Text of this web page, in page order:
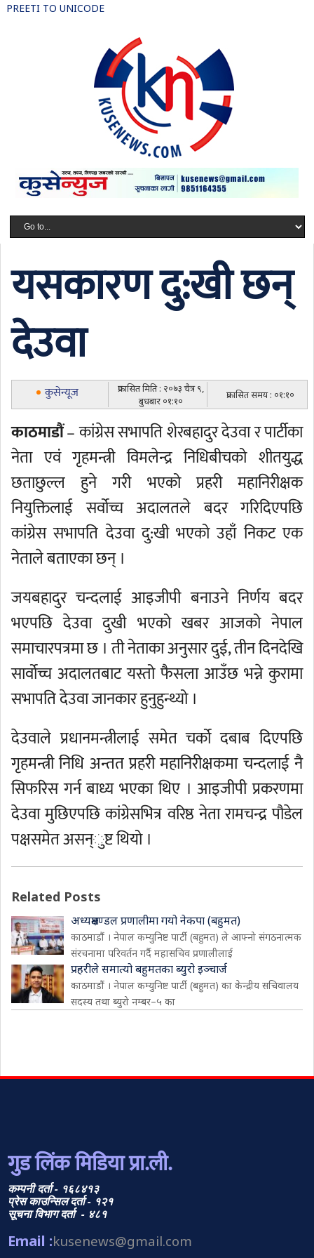
PREETI TO UNICODE
यसकारण दु:खी छन्
देउवा
कुसेन्यूज
प्रकासित मिति : २०७३ चैत्र ९,
बुधबार ०१:१०
प्रकासित समय : ०१:१०
काठमाडौं– कांग्रेस सभापति शेरबहादुर देउवा र पार्टीका
नेता एवं गृहमन्त्री विमलेन्द्र निधिबीचको शीतयुद्ध
छताछुल्ल हुने गरी भएको प्रहरी महानिरीक्षक
नियुक्तिलाई सर्वोच्च अदालतले बदर गरिदिएपछि
कांग्रेस सभापति देउवा दु:खी भएको उहाँ निकट एक
नेताले बताएका छन् ।
जयबहादुर चन्दलाई आइजीपी बनाउने निर्णय बदर
भएपछि देउवा दुखी भएको खबर आजको नेपाल
समाचारपत्रमा छ । ती नेताका अनुसार दुई, तीन दिनदेखि
सार्वोच्च अदालतबाट यस्तो फैसला आउँछ भन्ने कुरामा
सभापति देउवा जानकार हुनुहुन्थ्यो ।
देउवाले प्रधानमन्त्रीलाई समेत चर्को दबाब दिएपछि
गृहमन्त्री निधि अन्तत प्रहरी महानिरीक्षकमा चन्दलाई नै
सिफरिस गर्न बाध्य भएका थिए । आइजीपी प्रकरणमा
देउवा मुछिएपछि कांग्रेसभित्र वरिष्ठ नेता रामचन्द्र पौडेल
पक्षसमेत असन्ुष्ट थियो ।
Related Posts
अध्यक्षमण्डल प्रणालीमा गयो नेकपा (बहुमत)
काठमाडौं । नेपाल कम्युनिष्ट पार्टी (बहुमत) ले आफ्नो संगठनात्मक
संरचनामा परिवर्तन गर्दै महासचिव प्रणालीलाई
प्रहरीले समात्यो बहुमतका ब्युरो इञ्चार्ज
काठमाडौं । नेपाल कम्युनिष्ट पार्टी (बहुमत) का केन्द्रीय सचिवालय
सदस्य तथा ब्युरो नम्बर–५ का
गुड लिंक मिडिया प्रा.ली.
कम्पनी दर्ता - १६८४१३
प्रेस काउन्सिल दर्ता - १२१
सूचना विभाग दर्ता - ४८१
Email :kusenews@gmail.com